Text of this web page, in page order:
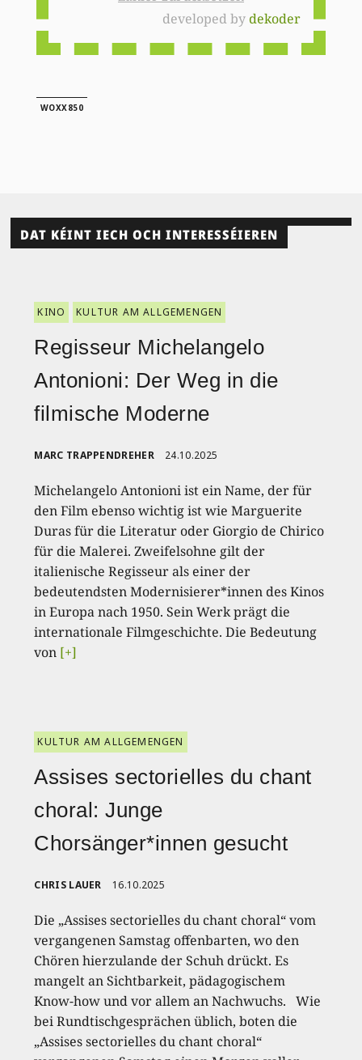
developed bydekoder
WOXX850
DAT KÉINT IECH OCH INTERESSÉIEREN
KINO KULTUR AM ALLGEMENGEN
Regisseur Michelangelo
Antonioni: Der Weg in die
filmische Moderne
MARC TRAPPENDREHER 24.10.2025
Michelangelo Antonioni ist ein Name, der für
den Film ebenso wichtig ist wie Marguerite
Duras für die Literatur oder Giorgio de Chirico
für die Malerei. Zweifelsohne gilt der
italienische Regisseur als einer der
bedeutendsten Modernisierer*innen des Kinos
in Europa nach 1950. Sein Werk prägt die
internationale Filmgeschichte. Die Bedeutung
von [+]
KULTUR AM ALLGEMENGEN
Assises sectorielles du chant
choral: Junge
Chorsänger*innen gesucht
CHRIS LAUER 16.10.2025
Die „Assises sectorielles du chant choral“ vom
vergangenen Samstag offenbarten, wo den
Chören hierzulande der Schuh drückt. Es
mangelt an Sichtbarkeit, pädagogischem
Know-how und vor allem an Nachwuchs. Wie
bei Rundtischgesprächen üblich, boten die
„Assises sectorielles du chant choral“